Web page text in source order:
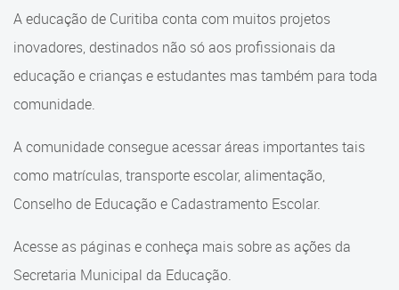
Links
Portal da Prefeitura de Curitiba
Cadastramento Escolar
Cadastro Online
Portal ICS Instituto Curitiba de
Saúde
Portal Aprendere
Comunidade
Contato
Cadastramento Escolar
Comunidade Escola
Conselho Municipal de
A educação de Curitiba conta com muitos projetos
inovadores, destinados não só aos profissionais da
educação e crianças e estudantes mas também para toda
comunidade.
A comunidade consegue acessar áreas importantes tais
como matrículas, transporte escolar, alimentação,
Conselho de Educação e Cadastramento Escolar.
Acesse as páginas e conheça mais sobre as ações da
Secretaria Municipal da Educação.